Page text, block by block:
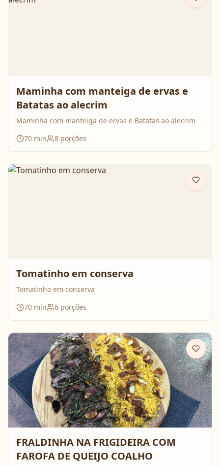
Maminha com manteiga de ervas e
Batatas ao alecrim
Maminha com manteiga de ervas e Batatas ao alecrim
70 min 8 porções
Tomatinho em conserva
Tomatinho em conserva
70 min 6 porções
FRALDINHA NA FRIGIDEIRA COM
FAROFA DE QUEIJO COALHO